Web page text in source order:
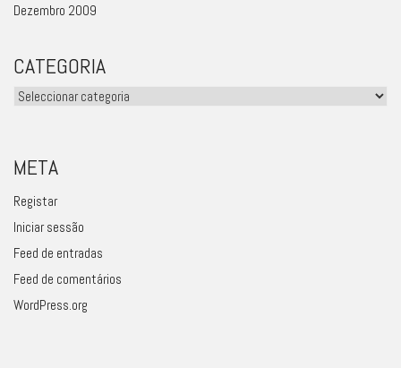
Dezembro 2009
CATEGORIA
Categoria
META
Registar
Iniciar sessão
Feed de entradas
Feed de comentários
WordPress.org